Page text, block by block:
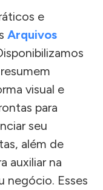
e
Arquivos
visual e
para
seu
além de
auxiliar na
negócio. Esses